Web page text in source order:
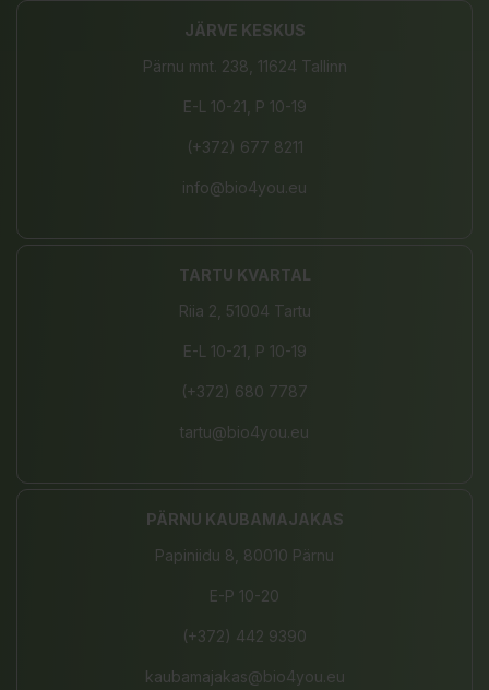
JÄRVE KESKUS
Pärnu mnt. 238, 11624 Tallinn
E-L 10-21, P 10-19
(+372) 677 8211
info@bio4you.eu
TARTU KVARTAL
Riia 2, 51004 Tartu
E-L 10-21, P 10-19
(+372) 680 7787
tartu@bio4you.eu
PÄRNU KAUBAMAJAKAS
Papiniidu 8, 80010 Pärnu
E-P 10-20
(+372) 442 9390
kaubamajakas@bio4you.eu